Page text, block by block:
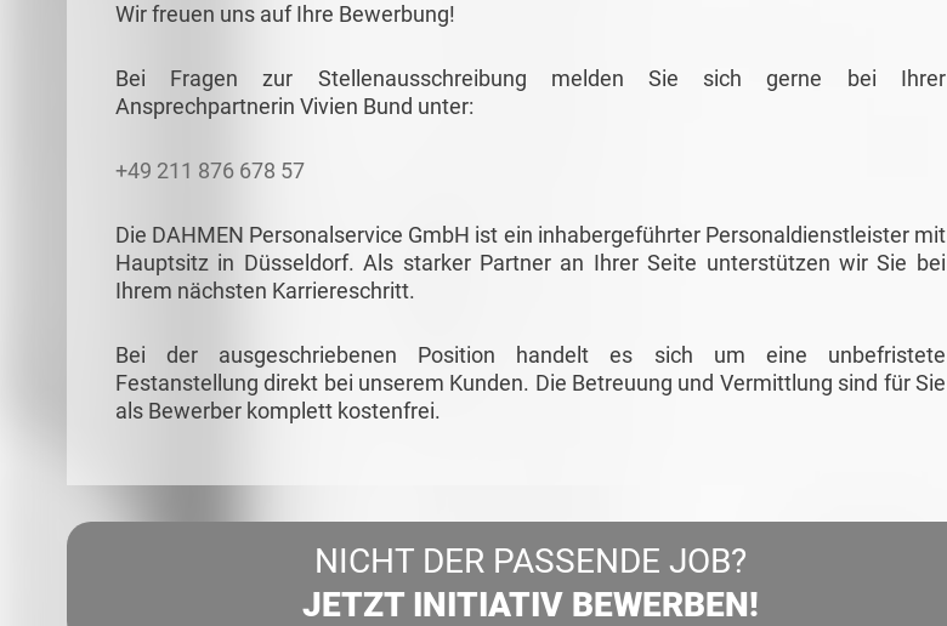
Wir freuen uns auf Ihre Bewerbung!
Bei Fragen zur Stellenausschreibung melden Sie sich gerne bei Ihrer
Ansprechpartnerin Vivien Bund unter:
+49 211 876 678 57
Die DAHMEN Personalservice GmbH ist ein inhabergeführter Personaldienstleister mit
Hauptsitz in Düsseldorf. Als starker Partner an Ihrer Seite unterstützen wir Sie bei
Ihrem nächsten Karriereschritt.
Bei der ausgeschriebenen Position handelt es sich um eine unbefristete
Festanstellung direkt bei unserem Kunden. Die Betreuung und Vermittlung sind für Sie
als Bewerber komplett kostenfrei.
NICHT DER PASSENDE JOB?
JETZT INITIATIV BEWERBEN!